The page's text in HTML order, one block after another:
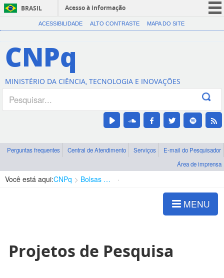
BRASIL
Acesso à informação
CORONAVÍRUS (COVID-19)
Canais
ACESSIBILIDADE ALTO CONTRASTE MAPA DO SITE
CNPq
MINISTÉRIO DA CIÊNCIA, TECNOLOGIA E INOVAÇÕES
Perguntas frequentes Central de Atendimento Serviços
E-mail do Pesquisador
Área de imprensa
Você está aqui:CNPq Bolsas e Auxílios Vigentes
MENU
Projetos de Pesquisa